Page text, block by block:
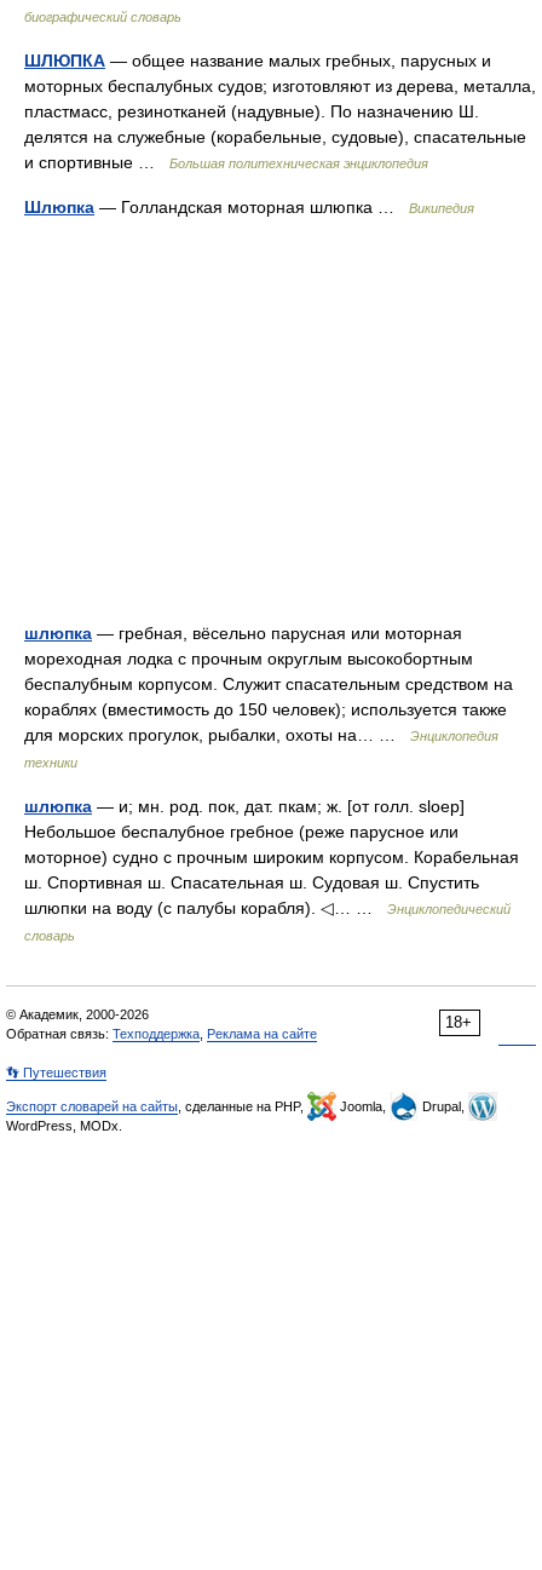
биографический словарь
ШЛЮПКА — общее название малых гребных, парусных и
моторных беспалубных судов; изготовляют из дерева, металла,
пластмасс, резинотканей (надувные). По назначению Ш.
делятся на служебные (корабельные, судовые), спасательные
и спортивные …
Большая политехническая энциклопедия
Шлюпка — Голландская моторная шлюпка … Википедия
шлюпка — гребная, вёсельно парусная или моторная
мореходная лодка с прочным округлым высокобортным
беспалубным корпусом. Служит спасательным средством на
кораблях (вместимость до 150 человек); используется также
для морских прогулок, рыбалки, охоты на… …
Энциклопедия
техники
шлюпка — и; мн. род. пок, дат. пкам; ж. [от голл. sloep]
Небольшое беспалубное гребное (реже парусное или
моторное) судно с прочным широким корпусом. Корабельная
ш. Спортивная ш. Спасательная ш. Судовая ш. Спустить
шлюпки на воду (с палубы корабля). ◁… …
Энциклопедический
словарь
18+
© Академик, 2000-2026
Обратная связь: Техподдержка Реклама на сайте
👣 Путешествия
Экспорт словарей на сайты , сделанные на PHP, Joomla,
Drupal,
WordPress, MODx.